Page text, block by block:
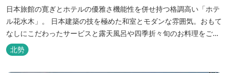
日本旅館の寛ぎとホテルの優雅さ機能性を併せ持つ格調高い「ホテ
ル花水木」。 日本建築の技を極めた和室とモダンな雰囲気。おもて
なしにこだわったサービスと露天風呂や四季折々旬のお料理をご満
喫いただけます。
北勢